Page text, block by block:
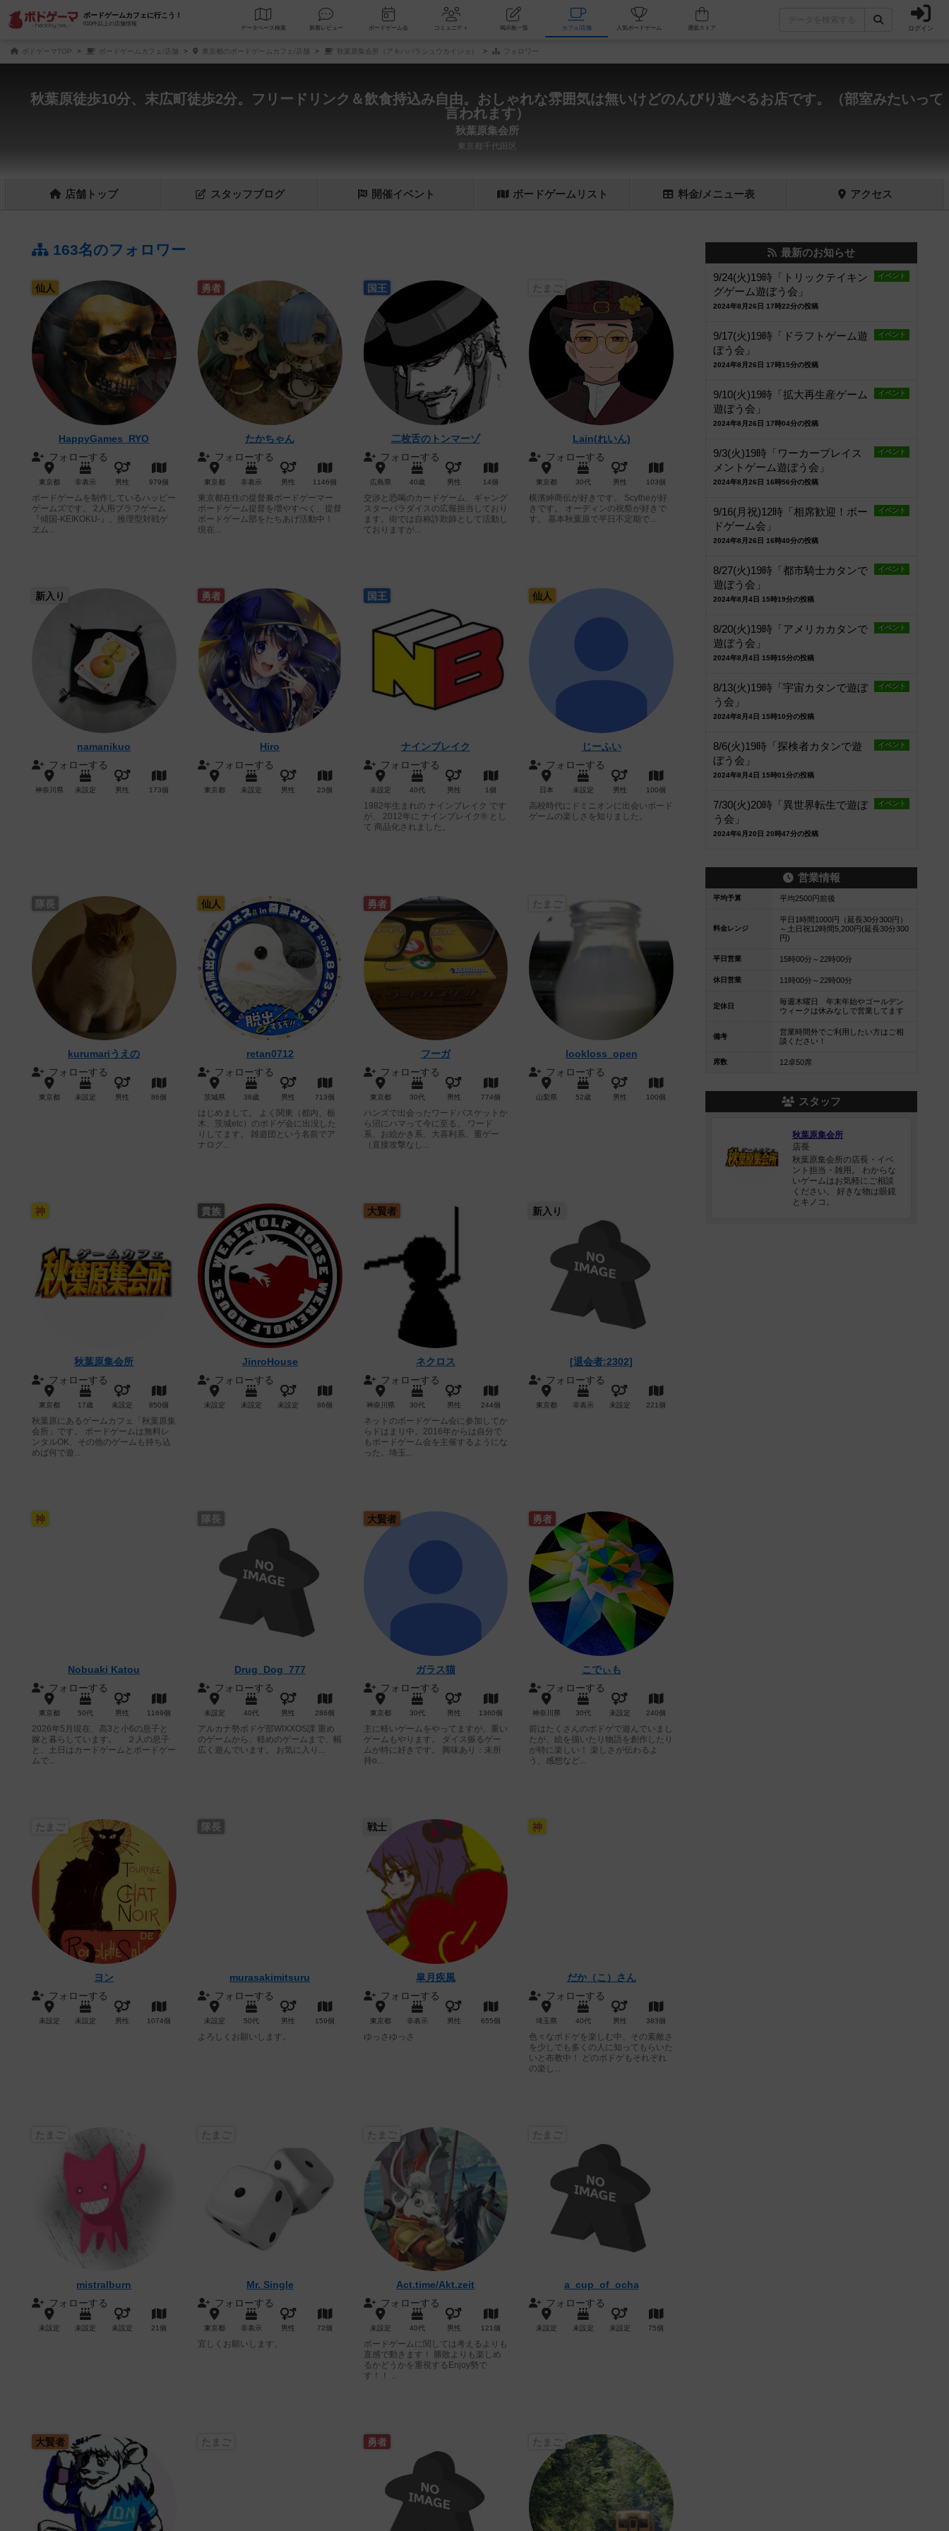
ボードゲームカフェに行こう！
610件以上の店舗情報
データベース 検索 新着レビュー ボードゲーム会 コミュニティ 掲示板一覧 カフェ/店舗 人気ボードゲーム ログイン
ボドゲーマTOP ボードゲームカフェ/店舗 東京都のボードゲームカフェ/店舗 秋葉原集会所（アキハバラシュウカイジョ） フォロワー
秋葉原徒歩10分、末広町徒歩2分。フリードリンク＆飲食持込み自由。おしゃれな雰囲気は無いけどのんびり遊べるお店です。（部室みたいって
言われます）
秋葉原集会所
東京都千代田区
店舗 トップ スタッフブログ 開催イベント ボードゲーム リスト 料金/メニュー表 アクセス
163名のフォロワー
仙人
HappyGames_RYO
フォローする
ボードゲームを制作しているハッピー
ゲームズです。 2人用ブラフゲーム
『傾国-KEIKOKU-』、推理型対戦ゲ
ヱム...
東京都 非表示 男性 979個
勇者
たかちゃん
フォローする
東京都在住の提督兼ボードゲーマー
ボードゲーム提督を増やすべく、提督
ボードゲーム部をたちあげ活動中！
現在...
東京都 非表示 男性 1146個
国王
二枚舌のトンマーゾ
フォローする
交渉と恐喝のカードゲーム、ギャング
スターパラダイスの広報担当しており
ます。街では自称詐欺師として活動し
ておりますが...
広島県 40歳 男性 14個
Lain(れいん)
フォローする
横濱紳商伝が好きです。 Scytheが好
きです。 オーディンの祝祭が好きで
す。 基本秋葉原で平日不定期で...
東京都 30代 男性 103個
新入り
namanikuo
フォローする
神奈川県 未設定 男性 173個
勇者
Hiro
フォローする
東京都 未設定 男性 23個
国王
ナインブレイク
フォローする
1982年生まれの ナインブレイク です
が、 2012年に ナインブレイク® とし
て 商品化されました。
未設定 40代 男性 1個
仙人
じーふい
フォローする
高校時代にドミニオンに出会いボード
ゲームの楽しさを知りました。
日本 未設定 男性 100個
隊長
kurumariうえの
フォローする
東京都 未設定 男性 86個
仙人
retan0712
フォローする
はじめまして。 よく関東（都内、栃
木、茨城etc）のボドゲ会に出没した
りしてます。 雑遊団という名前でア
ナログ...
茨城県 38歳 男性 713個
勇者
フーガ
フォローする
ハンズで出会ったワードバスケットか
ら沼にハマって今に至る。 ワード
系、お絵かき系、大喜利系、重ゲー
（直接攻撃なし...
東京都 30代 男性 774個
lookloss_open
フォローする
山梨県 52歳 男性 100個
神
秋葉原集会所
フォローする
秋葉原にあるゲームカフェ「秋葉原集
会所」です。 ボードゲームは無料レ
ンタルOK、その他のゲームも持ち込
めば何で遊...
東京都 17歳 未設定 850個
貴族
JinroHouse
フォローする
未設定 未設定 未設定 86個
大賢者
ネクロス
フォローする
ネットのボードゲーム会に参加してか
らドはまり中。2016年からは自分で
もボードゲーム会を主催するようにな
った。埼玉...
神奈川県 30代 男性 244個
新入り
[退会者:2302]
フォローする
東京都 非表示 未設定 221個
神
Nobuaki Katou
フォローする
2026年5月現在、高3と小6の息子と
嫁と暮らしています。 ２人の息子
と、土日はカードゲームとボードゲー
ムで...
東京都 50代 男性 1169個
隊長
Drug_Dog_777
フォローする
アルカナ勢ボドゲ部WIXXOS課 重め
のゲームから、軽めのゲームまで、幅
広く遊んでいます。 お気に入り...
未設定 40代 男性 286個
大賢者
ガラス猫
フォローする
主に軽いゲームをやってますが、重い
ゲームもやります。 ダイス振るゲー
ムが特に好きです。 興味あり：未所
持o...
東京都 30代 男性 1360個
勇者
こでぃも
フォローする
前はたくさんのボドゲで遊んでいまし
たが、絵を描いたり物語を創作したり
が特に楽しい！ 楽しさが伝わるよ
う、感想など...
神奈川県 30代 未設定 240個
ヨン
フォローする
未設定 未設定 男性 1074個
隊長
murasakimitsuru
フォローする
よろしくお願いします。
未設定 50代 男性 159個
戦士
皐月疾風
フォローする
ゆっさゆっさ
東京都 非表示 男性 655個
神
だか（こ）さん
フォローする
色々なボドゲを楽しむ中、その素敵さ
を少しでも多くの人に知ってもらいた
いと布教中！ どのボドゲもそれぞれ
の楽し...
埼玉県 40代 男性 383個
mistralburn
フォローする
未設定 未設定 未設定 21個
Mr. Single
フォローする
宜しくお願いします。
東京都 非表示 男性 72個
Act.time/Akt.zeit
フォローする
ボードゲームに関しては考えるよりも
直感で動きます！ 勝敗よりも楽しめ
るかどうかを重視するEnjoy勢で
す！！ ...
未設定 40代 男性 121個
a_cup_of_ocha
フォローする
未設定 未設定 未設定 75個
大賢者 勇者
最新のお知らせ
イベント
9/24(火)19時「トリックテイキン
グゲーム遊ぼう会」
2024年8月26日 17時22分の投稿
イベント
9/17(火)19時「ドラフトゲーム遊
ぼう会」
2024年8月26日 17時15分の投稿
イベント
9/10(火)19時「拡大再生産ゲーム
遊ぼう会」
2024年8月26日 17時04分の投稿
イベント
9/3(火)19時「ワーカープレイス
メントゲーム遊ぼう会」
2024年8月26日 16時56分の投稿
イベント
9/16(月祝)12時「相席歓迎！ボー
ドゲーム会」
2024年8月26日 16時40分の投稿
イベント
8/27(火)19時「都市騎士カタンで
遊ぼう会」
2024年8月4日 15時19分の投稿
イベント
8/20(火)19時「アメリカカタンで
遊ぼう会」
2024年8月4日 15時15分の投稿
イベント
8/13(火)19時「宇宙カタンで遊ぼ
う会」
2024年8月4日 15時10分の投稿
イベント
8/6(火)19時「探検者カタンで遊
ぼう会」
2024年8月4日 15時01分の投稿
イベント
7/30(火)20時「異世界転生で遊ぼ
う会」
2024年6月20日 20時47分の投稿
営業情報
平均予算 平均2500円前後
料金レンジ
平日1時間1000円（延長30分300円）
～土日祝12時間5,200円(延長30分300
円)
平日営業 15時00分～22時00分
休日営業 11時00分～22時00分
定休日
毎週木曜日 年末年始やゴールデン
ウィークは休みなしで営業してます
備考
営業時間外でご利用したい方はご相
談ください！
席数 12卓50席
スタッフ
秋葉原集会所
店長
秋葉原集会所の店長・イベ
ント担当・雑用。 わからな
いゲームはお気軽にご相談
ください。 好きな物は眼鏡
とキノコ。